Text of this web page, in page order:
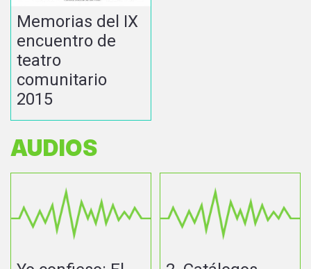
Memorias del IX
encuentro de
teatro
comunitario
2015
AUDIOS